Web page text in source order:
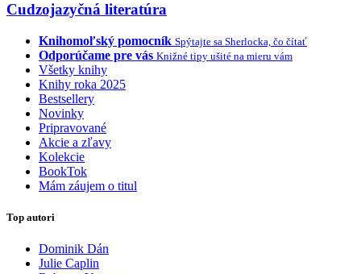
Cudzojazyčná literatúra
Knihomoľský pomocník Spýtajte sa Sherlocka, čo čítať
Odporúčame pre vás Knižné tipy ušité na mieru vám
Všetky knihy
Knihy roka 2025
Bestsellery
Novinky
Pripravované
Akcie a zľavy
Kolekcie
BookTok
Mám záujem o titul
Top autori
Dominik Dán
Julie Caplin